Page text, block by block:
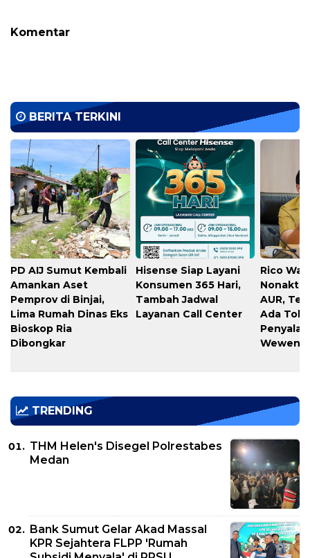
Komentar
BERITA TERKINI
PD AIJ Sumut Kembali
Amankan Aset
Pemprov di Binjai,
Lima Rumah Dinas Eks
Bioskop Ria
Dibongkar
Hisense Siap Layani
Konsumen 365 Hari,
Tambah Jadwal
Layanan Call Center
Rico
AUR,
Ada
TRENDING
THM Helen's Disegel Polrestabes
Medan
Bank Sumut Gelar Akad Massal
KPR Sejahtera FLPP 'Rumah